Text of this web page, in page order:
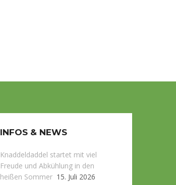
INFOS & NEWS
Knaddeldaddel startet mit viel
Freude und Abkühlung in den
heißen Sommer 15. Juli 2026